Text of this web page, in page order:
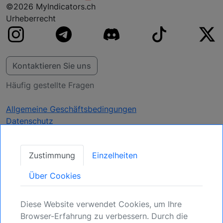
©2026 MyIndicators.ch
Urheberrecht
Kontaktieren Sie uns
Häufig gestellte Fragen
Allgemeine Geschäftsbedingungen
Datenschutz
Aktualisierungen
erhalten
für kommende Möglichkeiten.
Zustimmung Einzelheiten
Über Cookies
Diese Website verwendet Cookies, um Ihre
Browser-Erfahrung zu verbessern. Durch die